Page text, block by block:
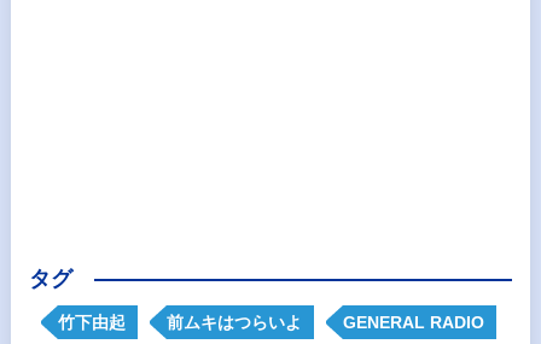
タグ
竹下由起 前ムキはつらいよ GENERAL RADIO